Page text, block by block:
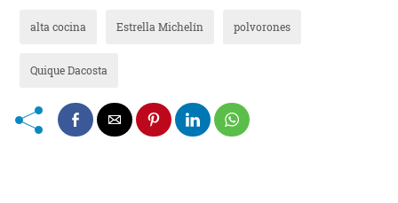
alta cocina Estrella Michelín polvorones
Quique Dacosta